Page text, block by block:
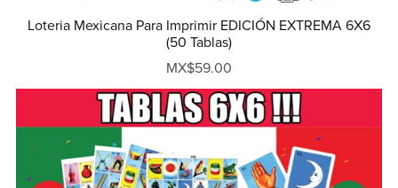
Loteria Mexicana Para Imprimir EDICIÓN EXTREMA 6X6
(50 Tablas)
MX$59.00